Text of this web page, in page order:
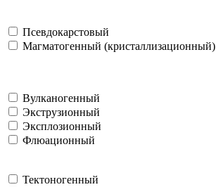
Псевдокарстовый
Магматогенный (кристаллизационный)
Вулканогенный
Экструзионный
Эксплозионный
Флюационный
Тектоногенный